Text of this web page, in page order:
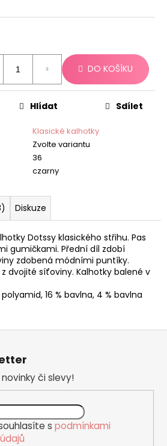
DO KOŠÍKU
Klasické kalhotky
Zvolte variantu
36
czarny
Hlídat Sdílet
Diskuze
Dotssy klasického střihu. Pas
gumičkami. Přední díl zdobí
zdobená módními puntíky.
dvojité síťoviny. Kalhotky balené v
16 % bavlna, 4 % bavlna
či slevy!
s podmínkami